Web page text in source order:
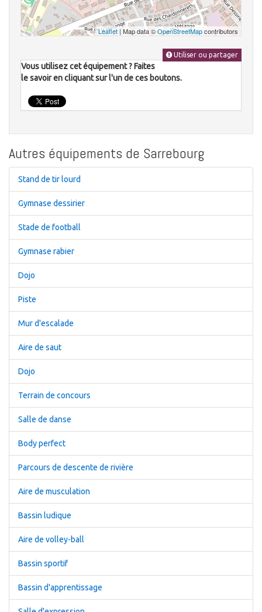
Leaflet | Map data ©OpenStreetMapcontributors
Utiliser ou partager
Vous utilisez cet équipement ? Faites
le savoir en cliquant sur l'un de ces boutons.
Autres équipements de Sarrebourg
Stand de tir lourd
Gymnase dessirier
Stade de football
Gymnase rabier
Dojo
Piste
Mur d'escalade
Aire de saut
Dojo
Terrain de concours
Salle de danse
Body perfect
Parcours de descente de rivière
Aire de musculation
Bassin ludique
Aire de volley-ball
Bassin sportif
Bassin d'apprentissage